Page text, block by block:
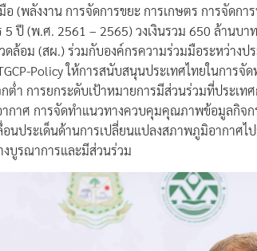
(พลังงาน การจัดการขยะ การเกษตร การจัดกา
5 ปี (พ.ศ. 2561 – 2565) วงเงินรวม 650 ล้านบา
วดล้อม (สผ.) ร่วมกับองค์กรความร่วมมือระหว่าง
Policy ให้การสนับสนุนประเทศไทยในกา
กต่ำ การยกระดับเป้าหมายการมีส่วนร่วมที่ประเ
กาศ การจัดทำแนวทางควบคุมคุณภาพข้อมูลกิจก
อนประเด็นด้านการเปลี่ยนแปลงสภาพภูมิอากา
งบูรณาการและมีส่วนร่วม